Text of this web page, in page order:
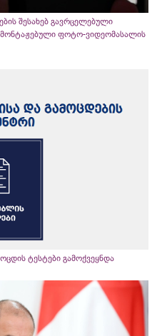
შესახებ გავრცელებული
ფოტო-ვიდეომასალის
ტესტები გამოქვეყნდა